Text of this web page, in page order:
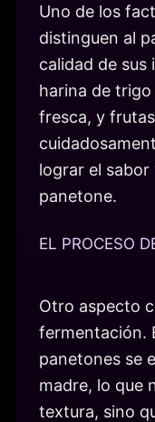
Uno de los
distinguen al
calidad de sus
harina de
fresca, y
lograr el
panetone.
EL PROCESO
Otro aspecto
fermentación.
panetones se
madre, lo que
textura, sino